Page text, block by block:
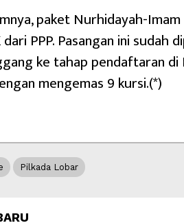
paket Nurhidayah-
dari PPP. Pasangan ini sudah
ke tahap pendaftaran di
mengemas 9 kursi.(*)
Pilkada Lobar